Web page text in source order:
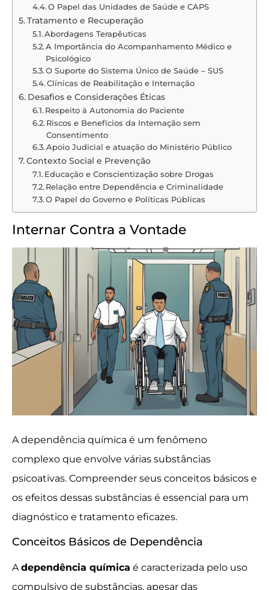
O Papel das Unidades de Saúde e CAPS
Tratamento e Recuperação
Abordagens Terapêuticas
A Importância do Acompanhamento Médico e
Psicológico
O Suporte do Sistema Único de Saúde – SUS
Clínicas de Reabilitação e Internação
Desafios e Considerações Éticas
Respeito à Autonomia do Paciente
Riscos e Benefícios da Internação sem
Consentimento
Apoio Judicial e atuação do Ministério Público
Contexto Social e Prevenção
Educação e Conscientização sobre Drogas
Relação entre Dependência e Criminalidade
O Papel do Governo e Políticas Públicas
Internar Contra a Vontade
A dependência química é um fenômeno
complexo que envolve várias substâncias
psicoativas. Compreender seus conceitos básicos e
os efeitos dessas substâncias é essencial para um
diagnóstico e tratamento eficazes.
Conceitos Básicos de Dependência
A dependência química é caracterizada pelo uso
compulsivo de substâncias, apesar das